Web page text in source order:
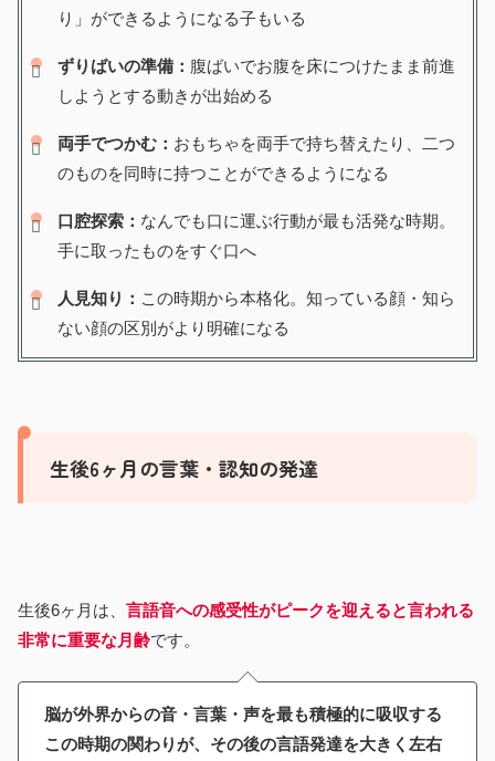
り」ができるようになる子もいる
ずりばいの準備： 腹ばいでお腹を床につけたまま前進
しようとする動きが出始める
両手でつかむ： おもちゃを両手で持ち替えたり、二つ
のものを同時に持つことができるようになる
口腔探索： なんでも口に運ぶ行動が最も活発な時期。
手に取ったものをすぐ口へ
人見知り： この時期から本格化。知っている顔・知ら
ない顔の区別がより明確になる
生後6ヶ月の言葉・認知の発達
生後6ヶ月は、 言語音への感受性がピークを迎えると言われる
非常に重要な月齢です。
脳が外界からの音・言葉・声を最も積極的に吸収する
この時期の関わりが、その後の言語発達を大きく左右